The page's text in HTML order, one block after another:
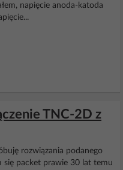
napięcie anoda-katoda
TNC-2D z
rozwiązania podanego
się packet prawie 30 lat temu